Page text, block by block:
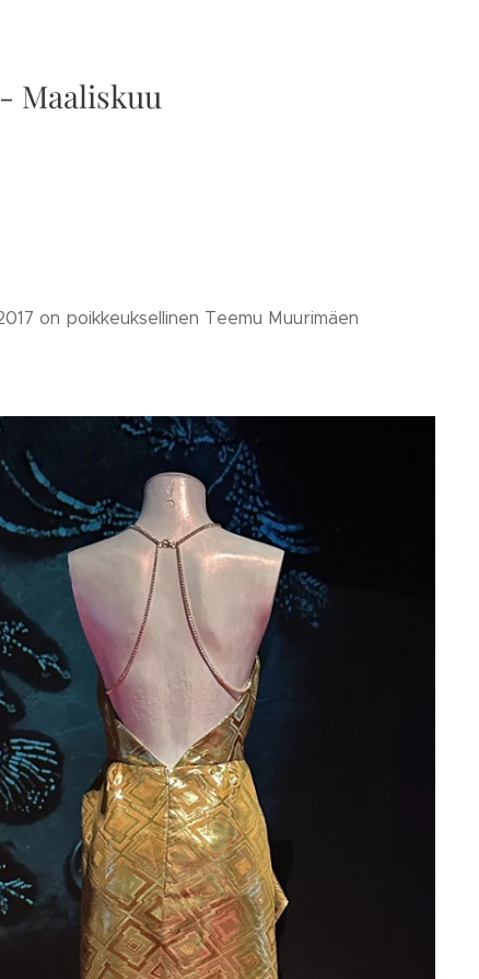
Maaliskuu
on poikkeuksellinen Teemu Muurimäen